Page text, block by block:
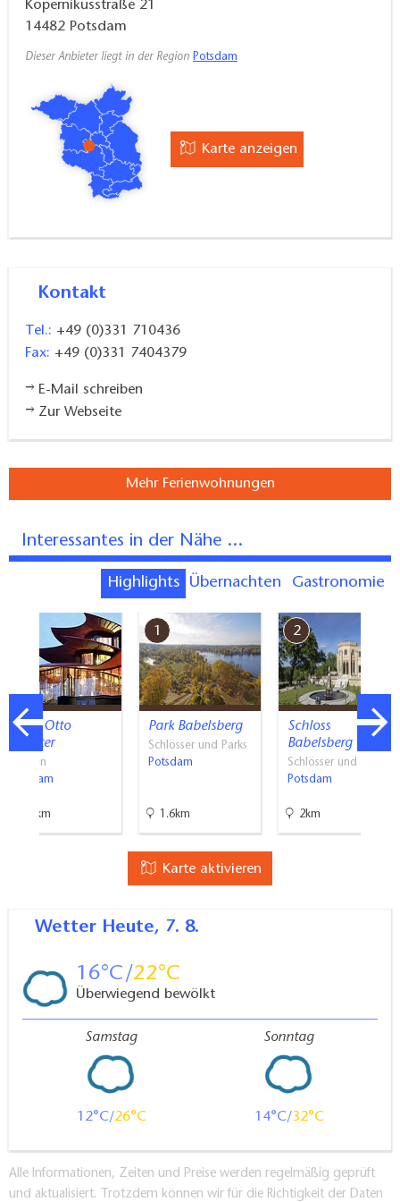
Kopernikusstraße 21
14482 Potsdam
Dieser Anbieter liegt in der Region Potsdam
Karte anzeigen
Kontakt
Tel.: +49 (0)331 710436
Fax: +49 (0)331 7404379
E-Mail schreiben
Zur Webseite
Mehr Ferienwohnungen
Interessantes in der Nähe ...
Highlights Übernachten Gastronomie
Hans Otto
Theater
Bühnen
Potsdam
2.9km
1
Park Babelsberg
Schlösser und Parks
Potsdam
1.6km
2
Schloss
Babelsberg
Schlösser und Parks
Potsdam
2km
Karte aktivieren
Wetter Heute, 7. 8.
16 22
Überwiegend bewölkt
Samstag
12 26
Sonntag
14 32
Alle Informationen, Zeiten und Preise werden regelmäßig geprüft
und aktualisiert. Trotzdem können wir für die Richtigkeit der Daten